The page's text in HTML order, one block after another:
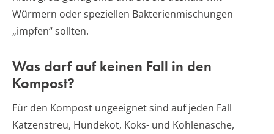
Würmern oder speziellen Bakterienmischungen
„impfen“ sollten.
Was darf auf keinen Fall in den
Kompost?
Für den Kompost ungeeignet sind auf jeden Fall
Katzenstreu, Hundekot, Koks- und Kohlenasche,